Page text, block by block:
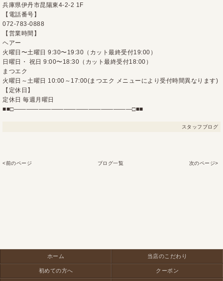
兵庫県伊丹市昆陽東4-2-2 1F
【電話番号】
072-783-0888
【営業時間】
ヘアー
火曜日〜土曜日 9:30〜19:30（カット最終受付19:00）
日曜日・ 祝日 9:00〜18:30（カット最終受付18:00）
まつエク
火曜日～土曜日 10:00～17:00(まつエク メニューにより受付時間異なります)
【定休日】
定休日 毎週月曜日
■■□―――――――――――――――――――□■■
スタッフブログ
<前のページ ブログ一覧 次のページ>
ホーム 当店のこだわり
初めての方へ クーポン